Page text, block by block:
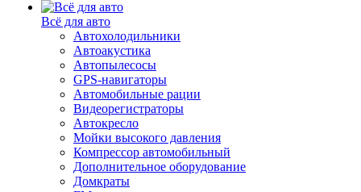
Всё для авто
Автохолодильники
Автоакустика
Автопылесосы
GPS-навигаторы
Автомобильные рации
Видеорегистраторы
Автокресло
Мойки высокого давления
Компрессор автомобильный
Дополнительное оборудование
Домкраты